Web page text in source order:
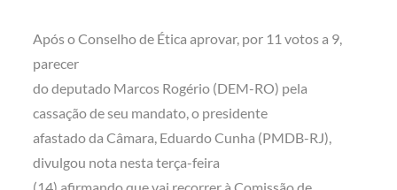
Após o Conselho de Ética aprovar, por 11 votos a 9,
parecer
do deputado Marcos Rogério (DEM-RO) pela
cassação de seu mandato, o presidente
afastado da Câmara, Eduardo Cunha (PMDB-RJ),
divulgou nota nesta terça-feira